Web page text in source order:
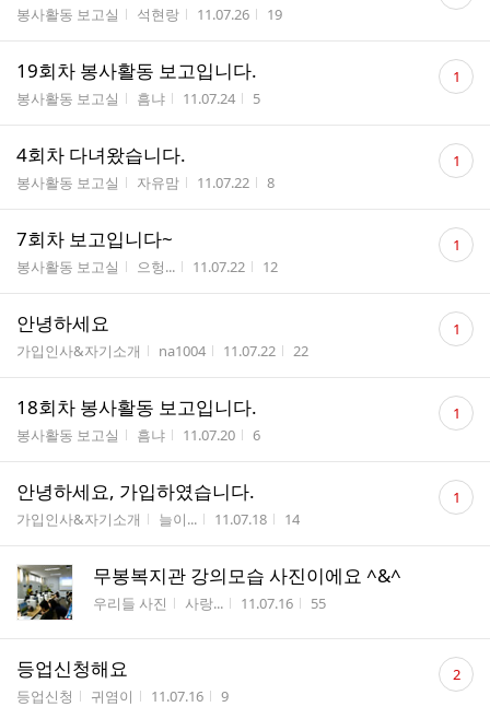
게시판명
봉사활동 보고실 작성자
석현랑 작성시간
11.07.26 조회수
19
19회차 봉사활동 보고입니다.
게시판명
봉사활동 보고실 작성자
흠냐 작성시간
11.07.24 조회수
5
댓
글 1
4회차 다녀왔습니다.
게시판명
봉사활동 보고실 작성자
자유맘 작성시간
11.07.22 조회수
8
댓
글 1
7회차 보고입니다~
게시판명
봉사활동 보고실 작성자
으헝... 작성시간
11.07.22 조회수
12
댓
글 1
안녕하세요
게시판명
가입인사&자기소개 작성자
na1004 작성시간
11.07.22 조회수
22
댓
글 1
18회차 봉사활동 보고입니다.
게시판명
봉사활동 보고실 작성자
흠냐 작성시간
11.07.20 조회수
6
댓
글 1
안녕하세요, 가입하였습니다.
게시판명
가입인사&자기소개 작성자
늘이... 작성시간
11.07.18 조회수
14
댓
글 1
무봉복지관 강의모습 사진이에요 ^&^
게시판명
우리들 사진 작성자
사랑... 작성시간
11.07.16 조회수
55
등업신청해요
게시판명
등업신청 작성자
귀염이 작성시간
11.07.16 조회수
9
댓
글 2